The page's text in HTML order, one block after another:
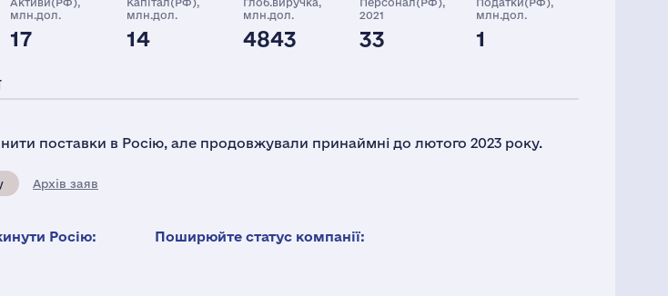
млн.дол.
17
млн.дол.
14
млн.дол.
4843
2021
33
млн.дол.
1
поставки в Росію, але продовжували принаймні до лютого 2023 року.
Архів заяв
Росію: Поширюйте статус компанії: